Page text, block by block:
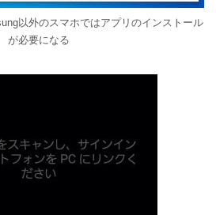
以外のスマホではアプリのインストール
が必要になる